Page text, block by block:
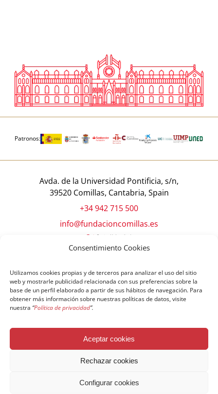
Consentimiento Cookies
Utilizamos cookies propias y de terceros para analizar el uso del sitio
web y mostrarle publicidad relacionada con sus preferencias sobre la
base de un perfil elaborado a partir de sus hábitos de navegación. Para
obtener más información sobre nuestras políticas de datos, visite
nuestra “Política de privacidad”.
Aceptar cookies
Rechazar cookies
Configurar cookies
Patronos:
Avda. de la Universidad Pontificia, s/n,
39520 Comillas, Cantabria, Spain
+34 942 715 500
info@fundacioncomillas.es
© Copyright Fundación Comillas
Política de cookies
Aviso legal